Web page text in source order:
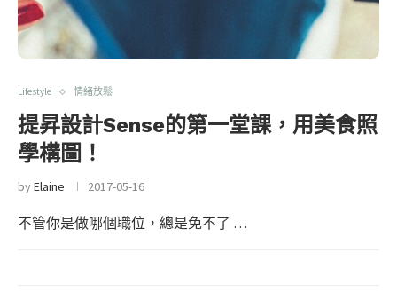
Lifestyle 情緒放鬆
提昇設計Sense的第一堂課，用美食照
學構圖！
byElaine 2017-05-16
不管你是做哪個職位，總是免不了 …